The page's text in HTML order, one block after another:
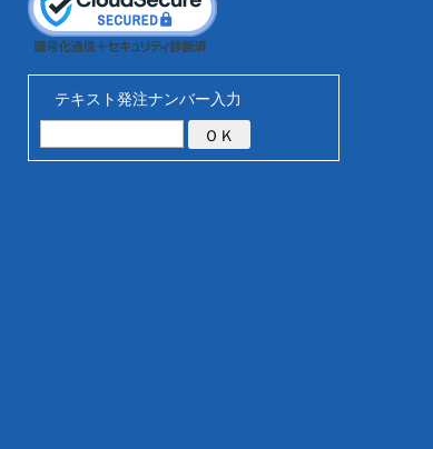
テキスト発注ナンバー入力